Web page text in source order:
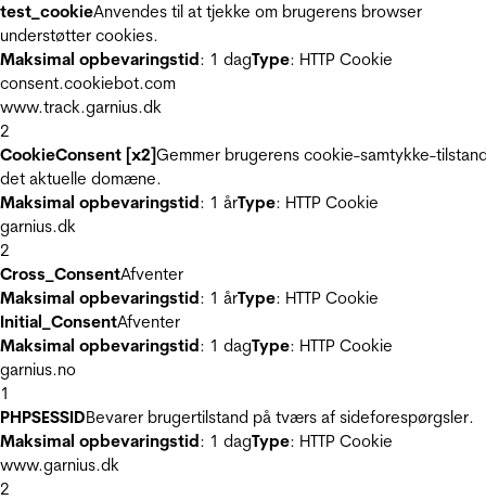
test_cookieAnvendes til at tjekke om brugerens browser
understøtter cookies.
Maksimal opbevaringstid: 1 dagType: HTTP Cookie
consent.cookiebot.com
www.track.garnius.dk
2
CookieConsent [x2]Gemmer brugerens cookie-samtykke-
det aktuelle domæne.
Maksimal opbevaringstid: 1 årType: HTTP Cookie
garnius.dk
2
Cross_ConsentAfventer
Maksimal opbevaringstid: 1 årType: HTTP Cookie
Initial_ConsentAfventer
Maksimal opbevaringstid: 1 dagType: HTTP Cookie
garnius.no
1
PHPSESSIDBevarer brugertilstand på tværs af sideforespørgsler.
Maksimal opbevaringstid: 1 dagType: HTTP Cookie
www.garnius.dk
2